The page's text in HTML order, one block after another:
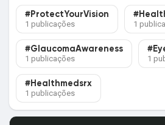
Páginas Curtidas
Postagens populares
Descubra Novas Postagens
#ProtectYourVision
1 publicações 1
#GlaucomaAwareness
1 publicações 1
#Healthmedsrx
1 publicações